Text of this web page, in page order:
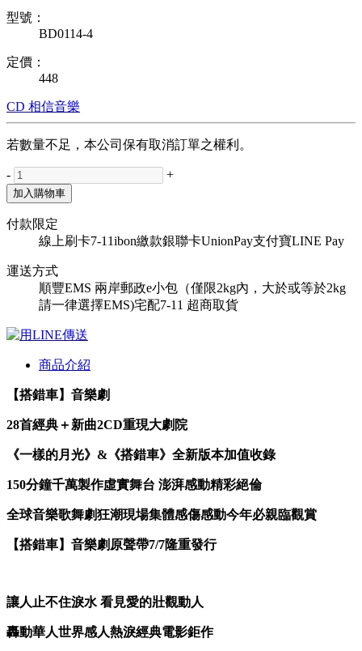
型號：
BD0114-4
定價：
448
CD 相信音樂
若數量不足，本公司保有取消訂單之權利。
- +
加入購物車
付款限定
線上刷卡7-11ibon繳款銀聯卡UnionPay支付寶LINE Pay
運送方式
順豐EMS 兩岸郵政e小包（僅限2kg內，大於或等於2kg
請一律選擇EMS)宅配7-11 超商取貨
商品介紹
【搭錯車】 音樂劇
28首經典＋新曲2CD重現大劇院
《一樣的月光》&《搭錯車》全新版本加值收錄
150分鐘千萬製作虛實舞台 澎湃感動精彩絕倫
全球音樂歌舞劇狂潮現場集體感傷感動今年必親臨觀賞
【搭錯車】 音樂劇原聲帶7/7隆重發行
讓人止不住淚水 看見愛的壯觀動人
轟動華人世界感人熱淚經典電影鉅作